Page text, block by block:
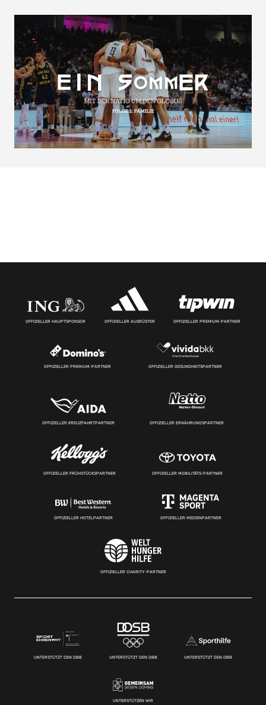
OFFIZIELLER HAUPTSPONSOR OFFIZIELLER AUSRÜSTER OFFIZIELLER PREMIUM-PARTNER
OFFIZIELLER PREMIUM-PARTNER OFFIZIELLER GESUNDHEITSPARTNER
OFFIZIELLER KREUZFAHRTPARTNER OFFIZIELLER ERNÄHRUNGSPARTNER
OFFIZIELLER FRÜHSTÜCKSPARTNER OFFIZIELLER MOBILITÄTS-PARTNER
OFFIZIELLER HOTELPARTNER OFFIZIELLER MEDIENPARTNER
OFFIZIELLER CHARITY-PARTNER
UNTERSTÜTZT DEN DBB UNTERSTÜTZT DEN DBB UNTERSTÜTZT DEN DBB
UNTERSTÜTZEN WIR